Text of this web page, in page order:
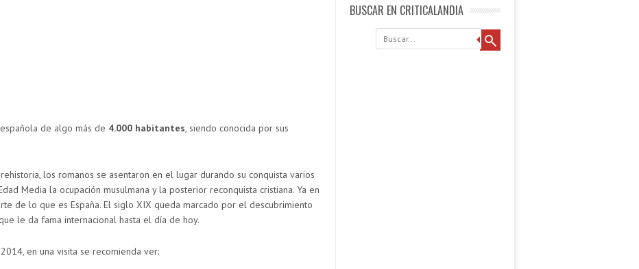
de algo más de 4.000 habitantes, siendo conocida por sus
los romanos se asentaron en el lugar durando su conquista varios
Media la ocupación musulmana y la posterior reconquista cristiana. Ya en
de lo que es España. El siglo XIX queda marcado por el descubrimiento
le da fama internacional hasta el día de hoy.
en una visita se recomienda ver:
BUSCAR EN CRITICALANDIA
Buscar